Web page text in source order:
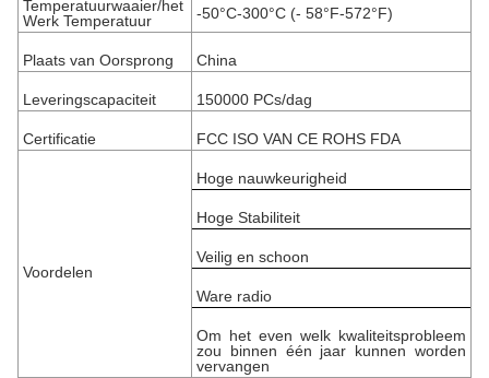
Temperatuurwaaier/het
Werk Temperatuur
-50°C-300°C (- 58°F-572°F)
Plaats van Oorsprong China
Leveringscapaciteit 150000 PCs/dag
Certificatie FCC ISO VAN CE ROHS FDA
Voordelen
Hoge nauwkeurigheid
Hoge Stabiliteit
Veilig en schoon
Ware radio
Om het even welk kwaliteitsprobleem
zou binnen één jaar kunnen worden
vervangen